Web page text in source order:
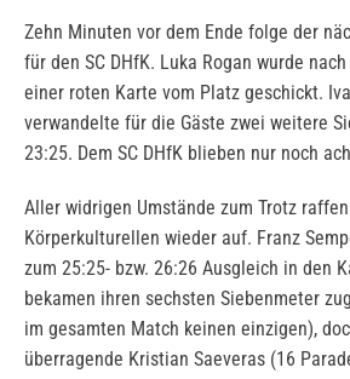
Zehn Minuten vor dem Ende folge der
für den SC DHfK. Luka Rogan wurde
einer roten Karte vom Platz geschickt.
verwandelte für die Gäste zwei weitere
23:25. Dem SC DHfK blieben nur noch
Aller widrigen Umstände zum Trotz
Körperkulturellen wieder auf. Franz
zum 25:25- bzw. 26:26 Ausgleich in den
bekamen ihren sechsten Siebenmeter
im gesamten Match keinen einzigen),
überragende Kristian Saeveras (16